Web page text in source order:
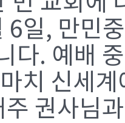
6일, 만민
다. 예배
치 신세
주 권사님